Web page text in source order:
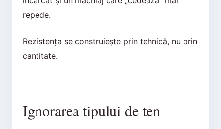
repede.
Rezistența se construiește prin tehnică, nu prin
cantitate.
Ignorarea tipului de ten